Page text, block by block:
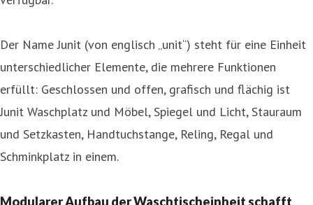
Der Name Junit (von englisch „unit“) steht für eine Einheit
unterschiedlicher Elemente, die mehrere Funktionen
erfüllt: Geschlossen und offen, grafisch und flächig ist
Junit Waschplatz und Möbel, Spiegel und Licht, Stauraum
und Setzkasten, Handtuchstange, Reling, Regal und
Schminkplatz in einem.
Modularer Aufbau der Waschtischeinheit schafft